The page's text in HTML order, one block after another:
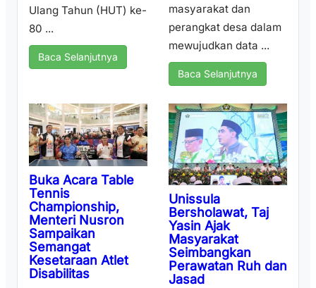
Ulang Tahun (HUT) ke-
80 ...
Baca Selanjutnya
masyarakat dan
perangkat desa dalam
mewujudkan data ...
Baca Selanjutnya
Buka Acara Table
Tennis
Championship,
Menteri Nusron
Sampaikan
Semangat
Kesetaraan Atlet
Disabilitas
Unissula
Bersholawat, Taj
Yasin Ajak
Masyarakat
Seimbangkan
Perawatan Ruh dan
Jasad